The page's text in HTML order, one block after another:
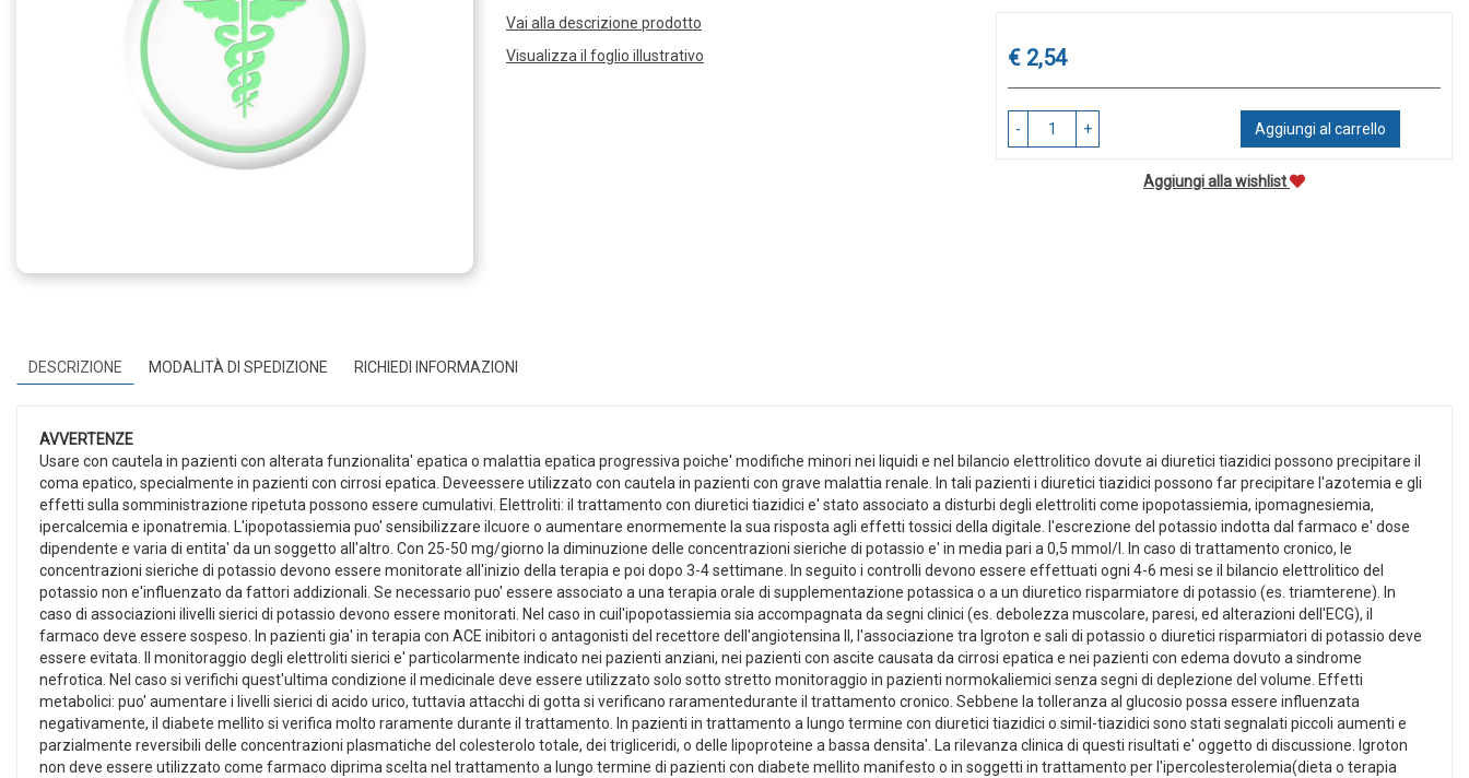
Vai alla descrizione prodotto
Visualizza il foglio illustrativo
Prezzo
€ 2,54
- + Aggiungi al carrello
Aggiungi alla wishlist
DESCRIZIONE MODALITÀ DI SPEDIZIONE RICHIEDI INFORMAZIONI
AVVERTENZE
Usare con cautela in pazienti con alterata funzionalita' epatica o malattia epatica progressiva poiche' modifiche minori nei liquidi e nel bilancio elettrolitico dovute ai diuretici tiazidici possono precipitare il
coma epatico, specialmente in pazienti con cirrosi epatica. Deveessere utilizzato con cautela in pazienti con grave malattia renale. In tali pazienti i diuretici tiazidici possono far precipitare l'azotemia e gli
effetti sulla somministrazione ripetuta possono essere cumulativi. Elettroliti: il trattamento con diuretici tiazidici e' stato associato a disturbi degli elettroliti come ipopotassiemia, ipomagnesiemia,
ipercalcemia e iponatremia. L'ipopotassiemia puo' sensibilizzare ilcuore o aumentare enormemente la sua risposta agli effetti tossici della digitale. l'escrezione del potassio indotta dal farmaco e' dose
dipendente e varia di entita' da un soggetto all'altro. Con 25-50 mg/giorno la diminuzione delle concentrazioni sieriche di potassio e' in media pari a 0,5 mmol/l. In caso di trattamento cronico, le
concentrazioni sieriche di potassio devono essere monitorate all'inizio della terapia e poi dopo 3-4 settimane. In seguito i controlli devono essere effettuati ogni 4-6 mesi se il bilancio elettrolitico del
potassio non e'influenzato da fattori addizionali. Se necessario puo' essere associato a una terapia orale di supplementazione potassica o a un diuretico risparmiatore di potassio (es. triamterene). In
caso di associazioni ilivelli sierici di potassio devono essere monitorati. Nel caso in cuil'ipopotassiemia sia accompagnata da segni clinici (es. debolezza muscolare, paresi, ed alterazioni dell'ECG), il
farmaco deve essere sospeso. In pazienti gia' in terapia con ACE inibitori o antagonisti del recettore dell'angiotensina II, l'associazione tra Igroton e sali di potassio o diuretici risparmiatori di potassio deve
essere evitata. Il monitoraggio degli elettroliti sierici e' particolarmente indicato nei pazienti anziani, nei pazienti con ascite causata da cirrosi epatica e nei pazienti con edema dovuto a sindrome
nefrotica. Nel caso si verifichi quest'ultima condizione il medicinale deve essere utilizzato solo sotto stretto monitoraggio in pazienti normokaliemici senza segni di deplezione del volume. Effetti
metabolici: puo' aumentare i livelli sierici di acido urico, tuttavia attacchi di gotta si verificano raramentedurante il trattamento cronico. Sebbene la tolleranza al glucosio possa essere influenzata
negativamente, il diabete mellito si verifica molto raramente durante il trattamento. In pazienti in trattamento a lungo termine con diuretici tiazidici o simil-tiazidici sono stati segnalati piccoli aumenti e
parzialmente reversibili delle concentrazioni plasmatiche del colesterolo totale, dei trigliceridi, o delle lipoproteine a bassa densita'. La rilevanza clinica di questi risultati e' oggetto di discussione. Igroton
non deve essere utilizzato come farmaco diprima scelta nel trattamento a lungo termine di pazienti con diabete mellito manifesto o in soggetti in trattamento per l'ipercolesterolemia(dieta o terapia